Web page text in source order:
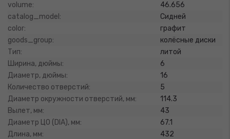
volume:
46.656
catalog_model:
Сидней
color:
графит
goods_group:
колёсные диски
Тип:
литой
Ширина, дюймы:
6
Диаметр, дюймы:
16
Количество отверстий:
5
Диаметр окружности отверстий, мм:
114.3
Вылет, мм:
43
Диаметр ЦО (DIA), мм:
67.1
Длина, мм:
432